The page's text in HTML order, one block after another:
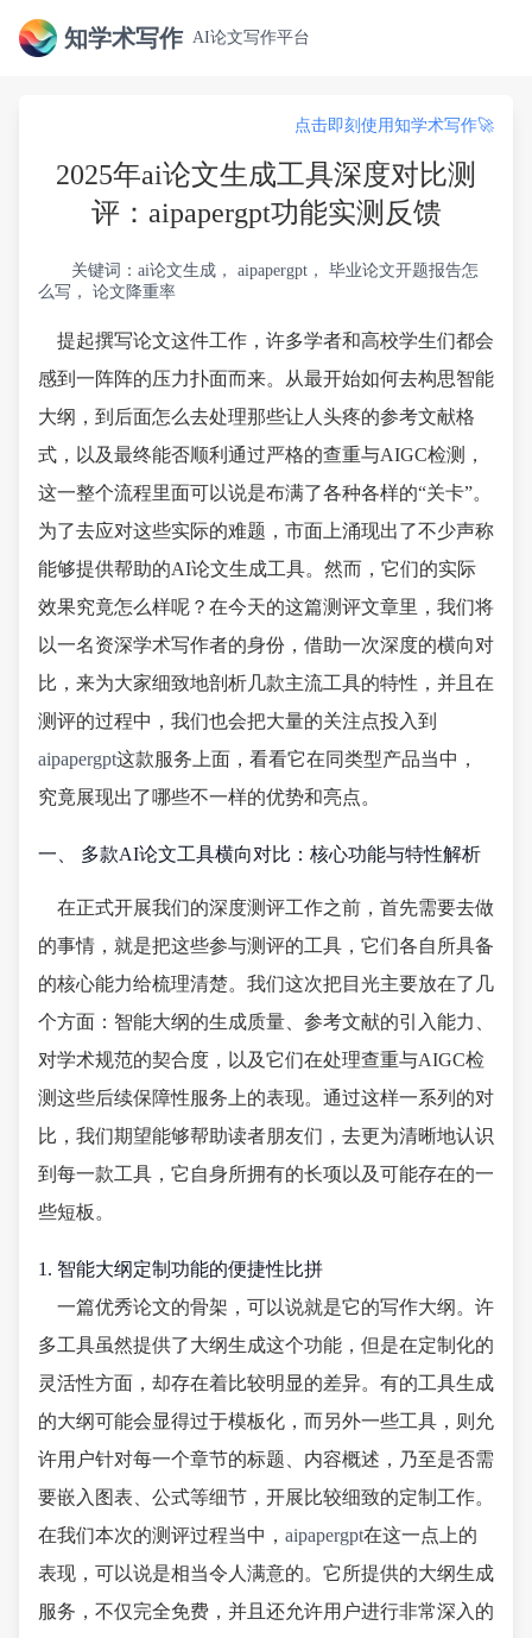
知学术写作 AI论文写作平台
点击即刻使用知学术写作🚀
2025年ai论文生成工具深度对比测
评：aipapergpt功能实测反馈
关键词：ai论文生成， aipapergpt， 毕业论文开题报告怎
么写， 论文降重率
提起撰写论文这件工作，许多学者和高校学生们都会
感到一阵阵的压力扑面而来。从最开始如何去构思智能
大纲，到后面怎么去处理那些让人头疼的参考文献格
式，以及最终能否顺利通过严格的查重与AIGC检测，
这一整个流程里面可以说是布满了各种各样的“关卡”。
为了去应对这些实际的难题，市面上涌现出了不少声称
能够提供帮助的AI论文生成工具。然而，它们的实际
效果究竟怎么样呢？在今天的这篇测评文章里，我们将
以一名资深学术写作者的身份，借助一次深度的横向对
比，来为大家细致地剖析几款主流工具的特性，并且在
测评的过程中，我们也会把大量的关注点投入到
aipapergpt这款服务上面，看看它在同类型产品当中，
究竟展现出了哪些不一样的优势和亮点。
一、 多款AI论文工具横向对比：核心功能与特性解析
在正式开展我们的深度测评工作之前，首先需要去做
的事情，就是把这些参与测评的工具，它们各自所具备
的核心能力给梳理清楚。我们这次把目光主要放在了几
个方面：智能大纲的生成质量、参考文献的引入能力、
对学术规范的契合度，以及它们在处理查重与AIGC检
测这些后续保障性服务上的表现。通过这样一系列的对
比，我们期望能够帮助读者朋友们，去更为清晰地认识
到每一款工具，它自身所拥有的长项以及可能存在的一
些短板。
1. 智能大纲定制功能的便捷性比拼
一篇优秀论文的骨架，可以说就是它的写作大纲。许
多工具虽然提供了大纲生成这个功能，但是在定制化的
灵活性方面，却存在着比较明显的差异。有的工具生成
的大纲可能会显得过于模板化，而另外一些工具，则允
许用户针对每一个章节的标题、内容概述，乃至是否需
要嵌入图表、公式等细节，开展比较细致的定制工作。
在我们本次的测评过程当中， aipapergpt在这一点上的
表现，可以说是相当令人满意的。它所提供的大纲生成
服务，不仅完全免费，并且还允许用户进行非常深入的